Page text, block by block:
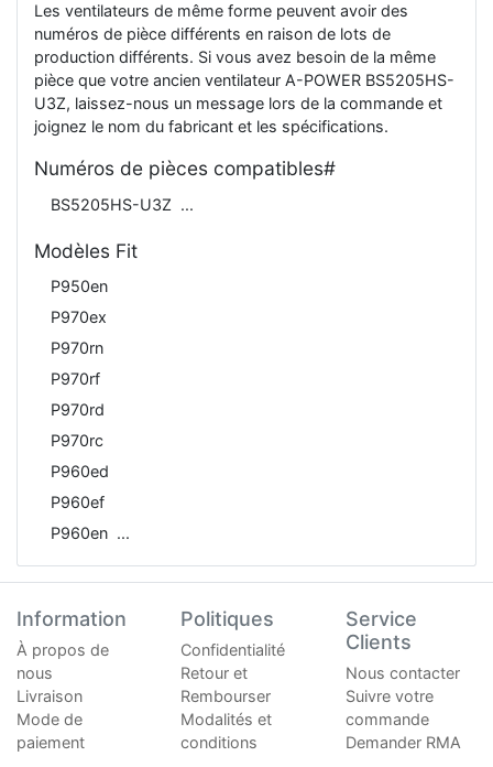
Les ventilateurs de même forme peuvent avoir des
numéros de pièce différents en raison de lots de
production différents. Si vous avez besoin de la même
pièce que votre ancien ventilateur A-POWER BS5205HS-
U3Z, laissez-nous un message lors de la commande et
joignez le nom du fabricant et les spécifications.
Numéros de pièces compatibles#
BS5205HS-U3Z
Modèles Fit
P950en
P970ex
P970rn
P970rf
P970rd
P970rc
P960ed
P960ef
P960en
Information
À propos de
nous
Livraison
Mode de
paiement
Politiques
Confidentialité
Retour et
Rembourser
Modalités et
conditions
Service
Clients
Nous contacter
Suivre votre
commande
Demander RMA